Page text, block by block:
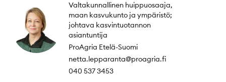
Valtakunnallinen huippuosaaja,
maan kasvukunto ja ympäristö;
johtava kasvintuotannon
asiantuntija
ProAgria Etelä-Suomi
netta.lepparanta@proagria.fi
040 537 3453